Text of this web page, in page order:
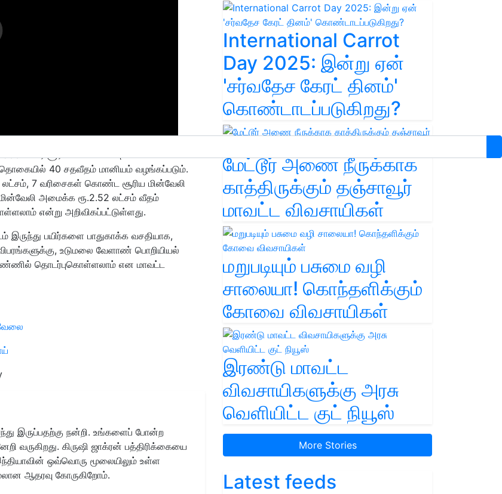
மீட்டர் சூரிய மின்வேலி அமைக்க மானியம்
40 சதவீதம் மானியம் வழங்கப்படும்.
7 வரிசைகள் கொண்ட சூரிய மின்வேலி
அமைக்க ரூ.2.52 லட்சம் வீதம்
என்று அறிவிகப்பட்டுள்ளது.
இருந்து பயிர்களை பாதுகாக்க வசதியாக,
உடுமலை வேளாண் பொறியியல்
தொடர்புகொள்ளலாம் என மாவட்ட
இருப்பதற்கு நன்றி. உங்களைப் போன்ற
வருகிறது. கிருஷி ஜாக்ரன் பத்திரிக்கையை
ஒவ்வொரு மூலையிலும் உள்ள
ஆதரவு கோருகிறோம்.
International Carrot
Day 2025: இன்று ஏன்
'சர்வதேச கேரட் தினம்'
கொண்டாடப்படுகிறது?
மேட்டூர் அணை நீருக்காக
காத்திருக்கும் தஞ்சாவூர்
மாவட்ட விவசாயிகள்
மறுபடியும் பசுமை வழி
சாலையா! கொந்தளிக்கும்
கோவை விவசாயிகள்
இரண்டு மாவட்ட
விவசாயிகளுக்கு அரசு
வெளியிட்ட குட் நியூஸ்
More Stories
Latest feeds